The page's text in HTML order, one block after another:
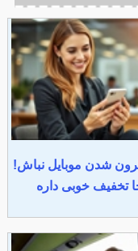
شدن موبایل نباش!
تخفیف خوبی داره